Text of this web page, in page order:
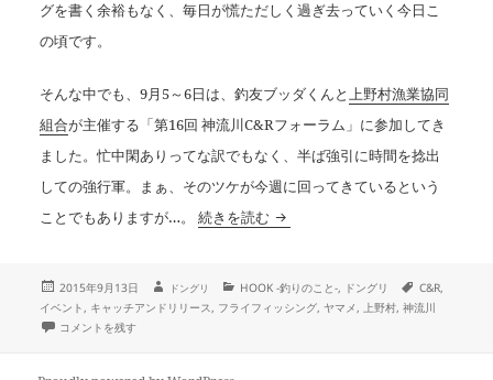
グを書く余裕もなく、毎日が慌ただしく過ぎ去っていく今日こ
の頃です。
そんな中でも、9月5～6日は、釣友ブッダくんと上野村漁業協同
組合が主催する「第16回 神流川C&Rフォーラム」に参加してき
ました。忙中閑ありってな訳でもなく、半ば強引に時間を捻出
しての強行軍。まぁ、そのツケが今週に回ってきているという
ことでもありますが…。 続きを読む 神流川での有意義な2日間
投
日:
2015年9月13日
作
成
者
ドングリ
カ
ゴ
HOOK -釣りのこと-, ドングリ
タ
C&R,
イベント, キャッチアンドリリース, フライフィッシング, ヤマメ, 上野村, 神流川
神流川での有意義な2日間 に
コメントを残す